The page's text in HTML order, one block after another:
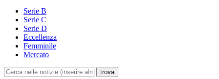
Serie B
Serie C
Serie D
Eccellenza
Femminile
Mercato